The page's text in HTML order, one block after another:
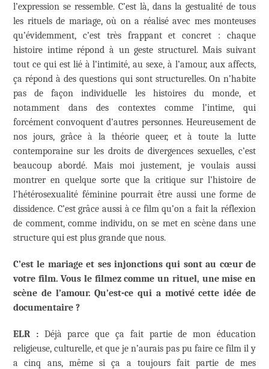
l’expression se ressemble. C’est là, dans la gestualité de tous
les rituels de mariage, où on a réalisé avec mes monteuses
qu’évidemment, c’est très frappant et concret : chaque
histoire intime répond à un geste structurel. Mais suivant
tout ce qui est lié à l’intimité, au sexe, à l’amour, aux affects,
ça répond à des questions qui sont structurelles. On n’habite
pas de façon individuelle les histoires du monde, et
notamment dans des contextes comme l’intime, qui
forcément convoquent d’autres personnes. Heureusement de
nos jours, grâce à la théorie queer, et à toute la lutte
contemporaine sur les droits de divergences sexuelles, c’est
beaucoup abordé. Mais moi justement, je voulais aussi
montrer en quelque sorte que la critique sur l’histoire de
l’hétérosexualité féminine pourrait être aussi une forme de
dissidence. C’est grâce aussi à ce film qu’on a fait la réflexion
de comment, comme individu, on se met en scène dans une
structure qui est plus grande que nous.
C’est le mariage et ses injonctions qui sont au cœur de
votre film. Vous le filmez comme un rituel, une mise en
scène de l’amour. Qu’est-ce qui a motivé cette idée de
documentaire ?
ELR :Déjà parce que ça fait partie de mon éducation
religieuse, culturelle, et que je n’aurais pas pu faire ce film il y
a cinq ans, même si ça a toujours fait partie de mes